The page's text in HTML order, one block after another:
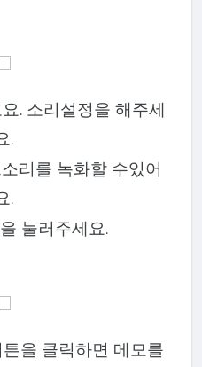
. 소리설정을 해주세
.
리를 녹화할 수있어
.
눌러주세요.
을 클릭하면 메모를